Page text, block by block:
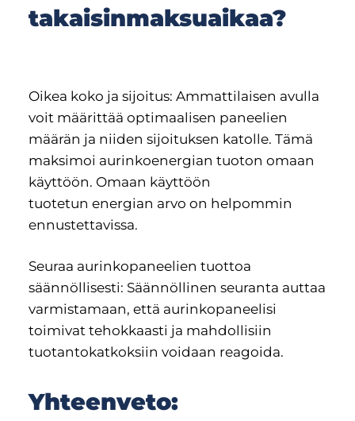
takaisinmaksuaikaa?
Oikea koko ja sijoitus: Ammattilaisen avulla
voit määrittää optimaalisen paneelien
määrän ja niiden sijoituksen katolle. Tämä
maksimoi aurinkoenergian tuoton omaan
käyttöön. Omaan käyttöön
tuotetun energian arvo on helpommin
ennustettavissa.
Seuraa aurinkopaneelien tuottoa
säännöllisesti: Säännöllinen seuranta auttaa
varmistamaan, että aurinkopaneelisi
toimivat tehokkaasti ja mahdollisiin
tuotantokatkoksiin voidaan reagoida.
Yhteenveto: